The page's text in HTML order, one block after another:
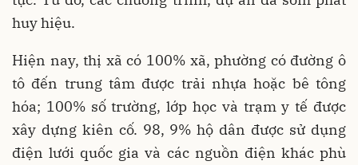
huy hiệu.
Hiện nay, thị xã có 100% xã, phường có đường ô
tô đến trung tâm được trải nhựa hoặc bê tông
hóa; 100% số trường, lớp học và trạm y tế được
xây dựng kiên cố. 98, 9% hộ dân được sử dụng
điện lưới quốc gia và các nguồn điện khác phù